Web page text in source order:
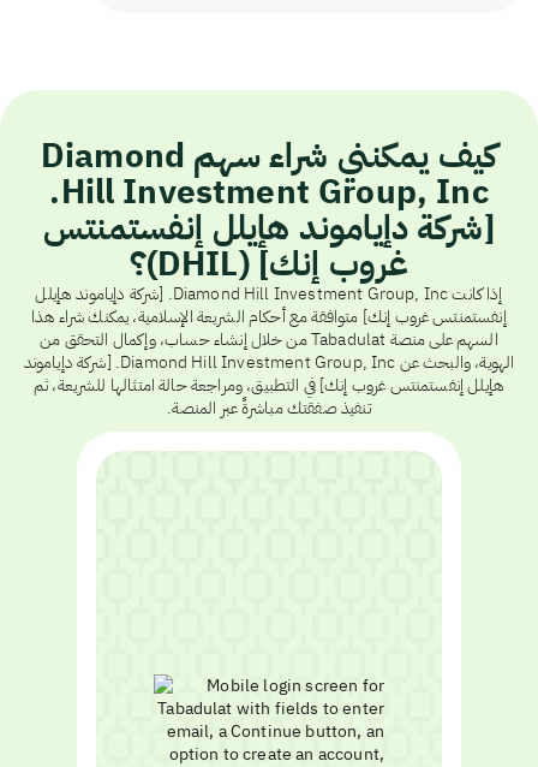
كيف يمكنني شراء سهم Diamond
Hill Investment Group, Inc.
[شركة دإياموند هإيلل إنفستمنتس
غروب إنك] (DHIL)؟
إذا كانت Diamond Hill Investment Group, Inc. [شركة دإياموند هإيلل
إنفستمنتس غروب إنك] متوافقة مع أحكام الشريعة الإسلامية، يمكنك شراء هذا
السهم على منصة Tabadulat من خلال إنشاء حساب، وإكمال التحقق من
الهوية، والبحث عن Diamond Hill Investment Group, Inc. [شركة دإياموند
هإيلل إنفستمنتس غروب إنك] في التطبيق، ومراجعة حالة امتثالها للشريعة، ثم
تنفيذ صفقتك مباشرةً عبر المنصة.